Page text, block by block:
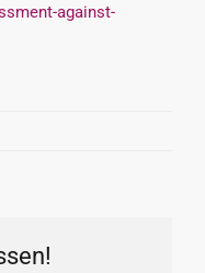
against-